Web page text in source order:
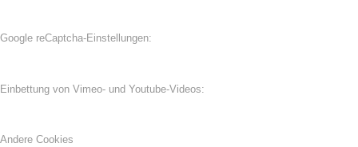
Google reCaptcha-Einstellungen:
Einbettung von Vimeo- und Youtube-Videos:
Andere Cookies